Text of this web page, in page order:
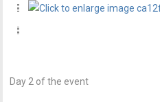
Day 2 of the event